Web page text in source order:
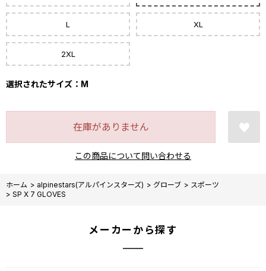
L XL
2XL
選択されたサイズ：M
在庫がありません
この商品について問い合わせる
ホーム > alpinestars(アルパインスターズ) > グローブ > スポーツ
> SP X 7 GLOVES
メーカーから探す